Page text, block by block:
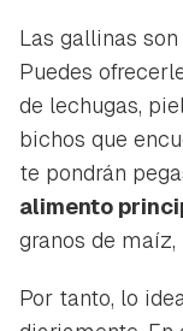
Las gallinas
Puedes
de lechugas,
bichos que
te pondrán
alimento
granos de
Por tanto, lo